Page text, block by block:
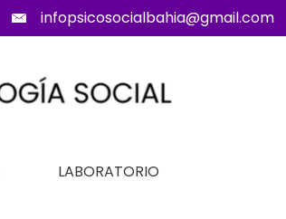
infopsicosocialbahia@gmail.com
LABORATORIO